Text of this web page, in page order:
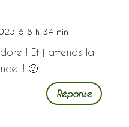
à 8 h 34 min
! Et j attends la
!! 🙂
Réponse